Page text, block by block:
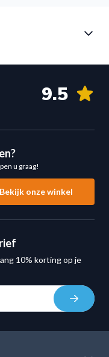
merk je
trainen.
stevige
eenvoudig
9.5
u graag!
Bekijk onze winkel
10% korting op je